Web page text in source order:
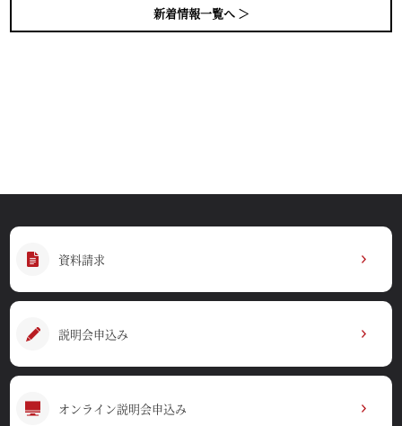
新着情報一覧へ ＞
資料請求
説明会申込み
オンライン説明会申込み